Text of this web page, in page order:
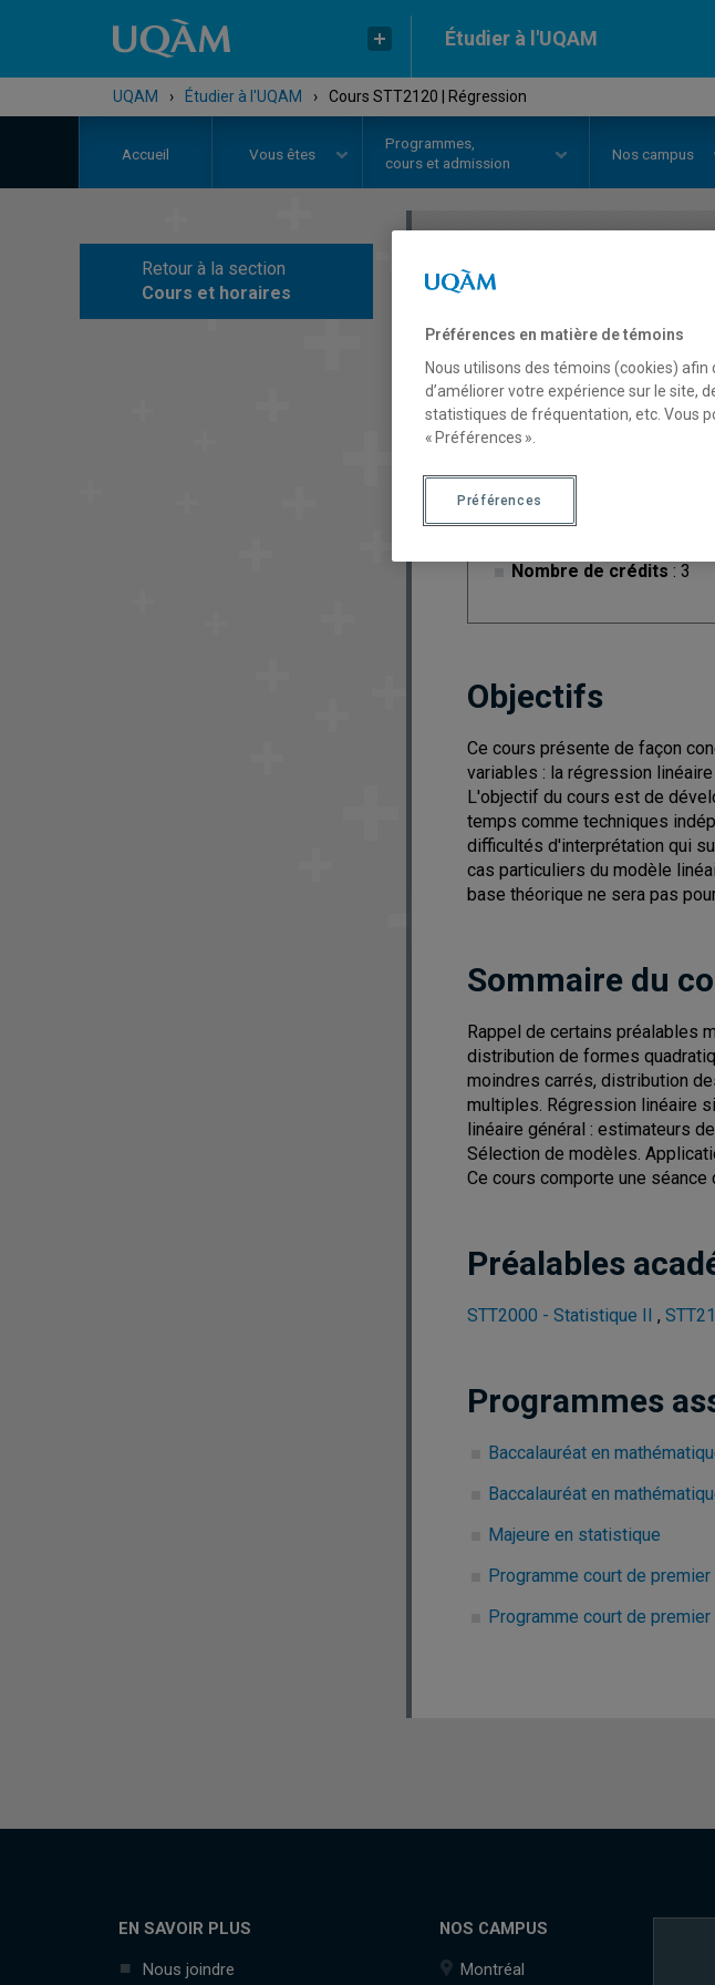
Étudier à l'UQAM
UQAM › Étudier à l'UQAM › Cours STT2120 | Régression
Accueil Vous êtes
Programmes,
cours et admission
Nos campus
Retour à la section
Cours et horaires
COURS
Description
Cycle: 1
Nombre de crédits : 3
Objectifs
Ce cours présente de façon
variables : la régression
L'objectif du cours est de
temps comme techniques
difficultés d'interprétation qui
cas particuliers du modèle
base théorique ne sera pas
Sommaire du
Rappel de certains préalables
distribution de formes
moindres carrés, distribution
multiples. Régression linéaire
linéaire général : estimateurs
Sélection de modèles.
Ce cours comporte une
Préalables
STT2000 - Statistique II ,
Programmes
Baccalauréat en
Baccalauréat en
Majeure en statistique
Programme court de
Programme court de
EN SAVOIR PLUS
Nous joindre
NOS CAMPUS
Montréal
Préférences en matière de témoins
Nous utilisons des témoins (cookies)
d’améliorer votre expérience sur le site,
statistiques de fréquentation, etc. Vous
« Préférences ».
Préférences